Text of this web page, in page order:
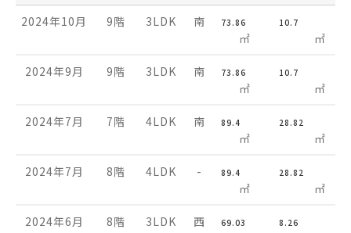
2024年10月 9階 3LDK 南 73.86
㎡
10.7
㎡
2024年9月 9階 3LDK 南 73.86
㎡
10.7
㎡
2024年7月 7階 4LDK 南 89.4
㎡
28.82
㎡
2024年7月 8階 4LDK - 89.4
㎡
28.82
㎡
2024年6月 8階 3LDK 西 69.03 8.26